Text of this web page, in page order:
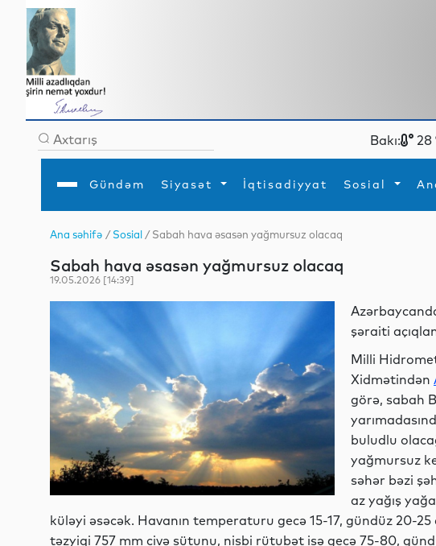
Bakı: 28
Gündəm Siyasət İqtisadiyyat Sosial
Gündəm
İqtisadiyyat
Analitika
Mədəniyyət
Müsahibə
MEDİA
Xarici siyasətTurizm
Hadisə
Diaspor
Ana səhifə /Sosial / Sabah hava əsasən yağmursuz olacaq
Sabah hava əsasən yağmursuz olacaq
19.05.2026 [14:39]
şəraiti
Milli
Xidmətindən
görə, sabah
buludlu
yağmursuz
səhər bəzi
az yağış
küləyi əsəcək. Havanın temperaturu gecə 15-17, gündüz 20-
təzyiqi 757 mm civə sütunu, nisbi rütubət isə gecə 75-80,